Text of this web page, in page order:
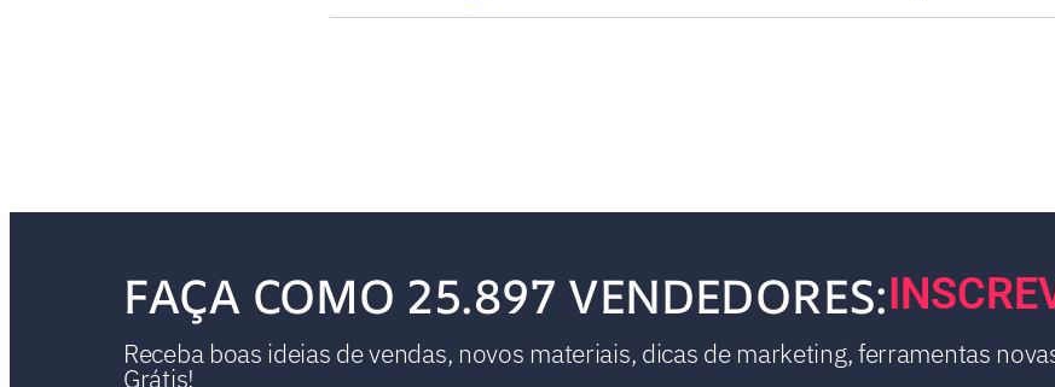
FAÇA COMO 25.897 VENDEDORES:
Receba boas ideias de vendas, novos materiais, dicas de marketing, ferramentas
Grátis!